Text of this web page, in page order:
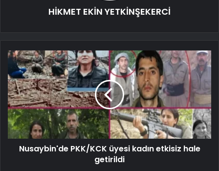
HİKMET EKİN YETKİNŞEKERCİ
Nusaybin'de PKK/KCK üyesi kadın etkisiz hale
getirildi